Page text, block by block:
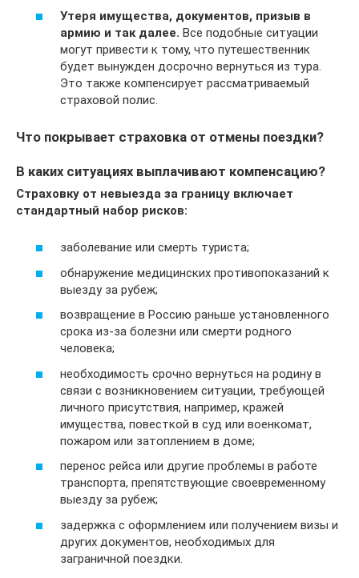
Утеря имущества, документов, призыв в
армию и так далее. Все подобные ситуации
могут привести к тому, что путешественник
будет вынужден досрочно вернуться из тура.
Это также компенсирует рассматриваемый
страховой полис.
Что покрывает страховка от отмены поездки?
В каких ситуациях выплачивают компенсацию?
Страховку от невыезда за границу включает
стандартный набор рисков:
заболевание или смерть туриста;
обнаружение медицинских противопоказаний к
выезду за рубеж;
возвращение в Россию раньше установленного
срока из-за болезни или смерти родного
человека;
необходимость срочно вернуться на родину в
связи с возникновением ситуации, требующей
личного присутствия, например, кражей
имущества, повесткой в суд или военкомат,
пожаром или затоплением в доме;
перенос рейса или другие проблемы в работе
транспорта, препятствующие своевременному
выезду за рубеж;
задержка с оформлением или получением визы и
других документов, необходимых для
заграничной поездки.